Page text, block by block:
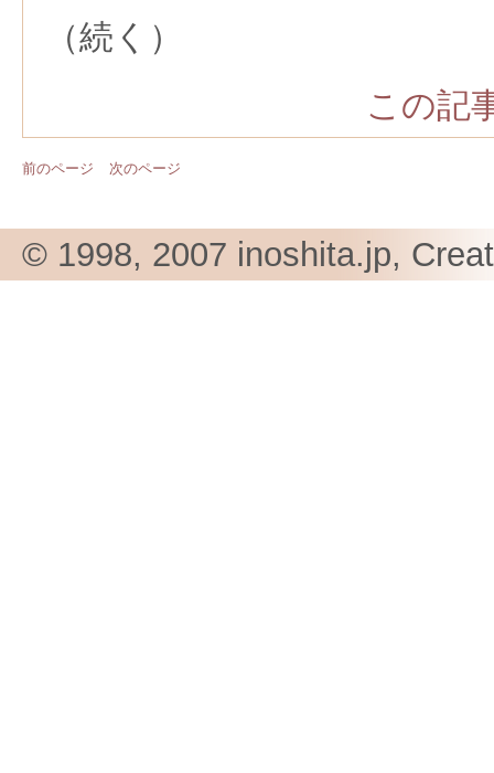
（続く）
この記
前のページ 次のページ
© 1998, 2007 inoshita.jp,